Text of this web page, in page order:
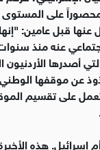
إلا أن نطاق تنفيذها ظل
عنها قبل عامين:
عنه منذ
أصدرها
عن موقفها
على تقسيم
هذه